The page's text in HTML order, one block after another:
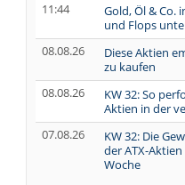
11:44
Gold, Öl & Co.
und Flops
08.08.26
Diese Aktien
zu kaufen
08.08.26
KW 32: So
Aktien in der
07.08.26
KW 32: Die
der ATX-
Woche